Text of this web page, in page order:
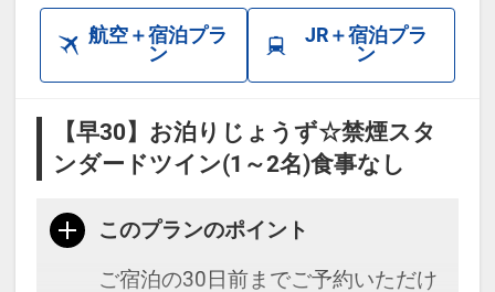
航空＋宿泊プラ
ン
JR＋宿泊プラ
ン
【早30】お泊りじょうず☆禁煙スタ
ンダードツイン(1～2名)食事なし
このプランのポイント
ご宿泊の30日前までご予約いただけ